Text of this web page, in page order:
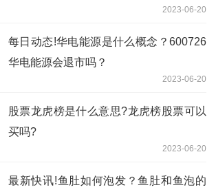
2023-06-20
每日动态!华电能源是什么概念？600726
华电能源会退市吗？
2023-06-20
股票龙虎榜是什么意思?龙虎榜股票可以
买吗?
2023-06-20
最新快讯!鱼肚如何泡发？鱼肚和鱼泡的